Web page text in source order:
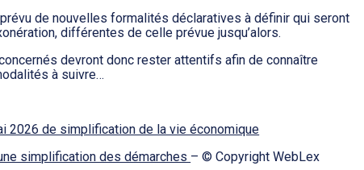
de nouvelles formalités déclaratives à définir qui seront
différentes de celle prévue jusqu’alors.
devront donc rester attentifs afin de connaître
à suivre…
2026 de simplification de la vie économique
simplification des démarches – © Copyright WebLex